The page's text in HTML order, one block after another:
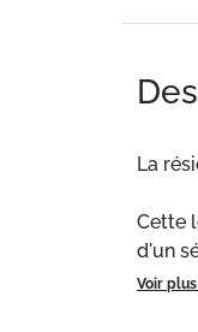
La
Cette
d'un
Voir plus